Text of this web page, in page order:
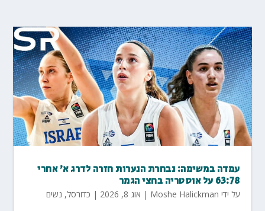
עמדה במשימה: נבחרת הנערות חזרה לדרג א' אחרי
63:78 על אוסטריה בחצי הגמר
על ידי Moshe Halickman
| אוג 8, 2026 | כדורסל, נשים